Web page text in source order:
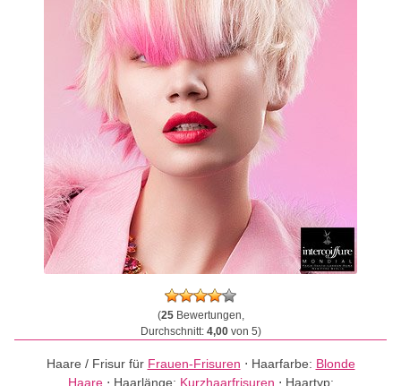
(25Bewertungen,
Durchschnitt: 4,00von 5)
Haare / Frisur für Frauen-Frisuren ⋅ Haarfarbe: Blonde
Haare⋅ Haarlänge: Kurzhaarfrisuren ⋅ Haartyp: